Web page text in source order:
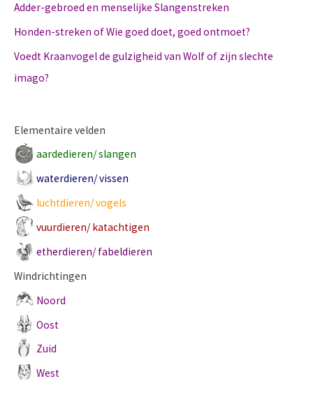
Adder-gebroed en menselijke Slangenstreken
Honden-streken of Wie goed doet, goed ontmoet?
Voedt Kraanvogel de gulzigheid van Wolf of zijn slechte
imago?
Elementaire velden
aardedieren/ slangen
waterdieren/ vissen
luchtdieren/ vogels
vuurdieren/ katachtigen
etherdieren/ fabeldieren
Windrichtingen
Noord
Oost
Zuid
West